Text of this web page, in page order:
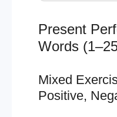
Present
Words
Mixed
Positive,